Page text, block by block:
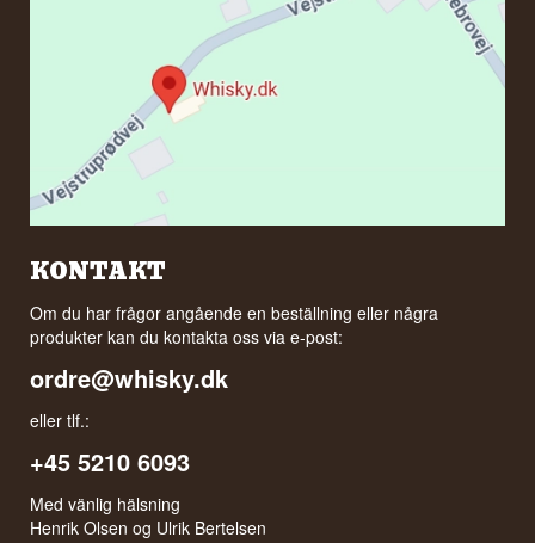
KONTAKT
Om du har frågor angående en beställning eller några
produkter kan du kontakta oss via e-post:
ordre@whisky.dk
eller tlf.:
+45 5210 6093
Med vänlig hälsning
Henrik Olsen og Ulrik Bertelsen